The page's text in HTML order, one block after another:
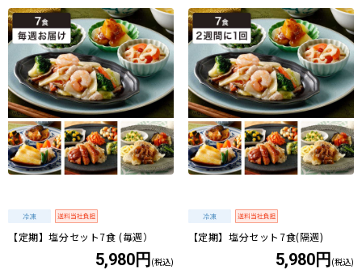
【定期】塩分セット7食 (毎週）
5,980円 (税込)
【定期】塩分セット7食(隔週)
5,980円 (税込)